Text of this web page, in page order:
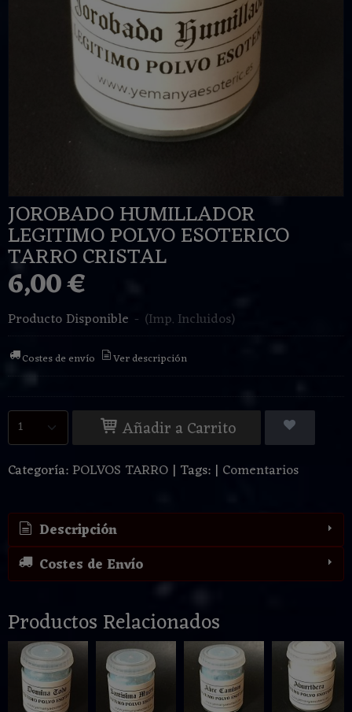
JOROBADO HUMILLADOR
LEGITIMO POLVO ESOTERICO
TARRO CRISTAL
6,00 €
Producto Disponible - (Imp. Incluidos)
Costes de envío Ver descripción
Añadir a Carrito
Categoría:POLVOS TARRO | Tags: | Comentarios
Descripción
Costes de Envío
Productos Relacionados